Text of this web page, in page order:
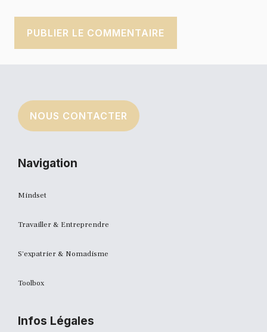
NOUS CONTACTER
Navigation
Mindset
Travailler & Entreprendre
S'expatrier & Nomadisme
Toolbox
Infos Légales